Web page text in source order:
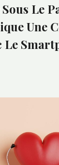
Le
Une
Le